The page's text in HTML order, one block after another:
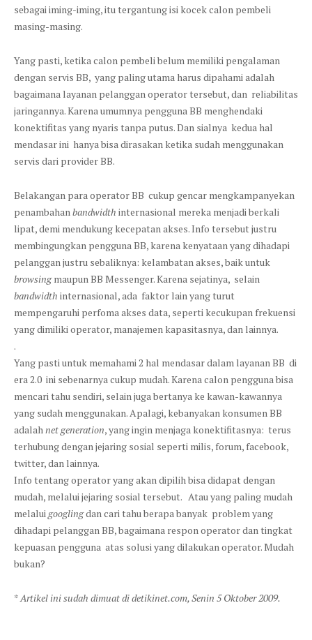
sebagai iming-iming, itu tergantung isi kocek calon pembeli
masing-masing.
Yang pasti, ketika calon pembeli belum memiliki pengalaman
dengan servis BB, yang paling utama harus dipahami adalah
bagaimana layanan pelanggan operator tersebut, dan reliabilitas
jaringannya. Karena umumnya pengguna BB menghendaki
konektifitas yang nyaris tanpa putus. Dan sialnya kedua hal
mendasar ini hanya bisa dirasakan ketika sudah menggunakan
servis dari provider BB.
Belakangan para operator BB cukup gencar mengkampanyekan
penambahan bandwidth internasional mereka menjadi berkali
lipat, demi mendukung kecepatan akses. Info tersebut justru
membingungkan pengguna BB, karena kenyataan yang dihadapi
pelanggan justru sebaliknya: kelambatan akses, baik untuk
browsingmaupun BB Messenger. Karena sejatinya, selain
bandwidth internasional, ada faktor lain yang turut
mempengaruhi perfoma akses data, seperti kecukupan frekuensi
yang dimiliki operator, manajemen kapasitasnya, dan lainnya.
.
Yang pasti untuk memahami 2 hal mendasar dalam layanan BB di
era 2.0 ini sebenarnya cukup mudah. Karena calon pengguna bisa
mencari tahu sendiri, selain juga bertanya ke kawan-kawannya
yang sudah menggunakan. Apalagi, kebanyakan konsumen BB
adalah net generation, yang ingin menjaga konektifitasnya: terus
terhubung dengan jejaring sosial seperti milis, forum, facebook,
twitter, dan lainnya.
Info tentang operator yang akan dipilih bisa didapat dengan
mudah, melalui jejaring sosial tersebut. Atau yang paling mudah
melalui googlingdan cari tahu berapa banyak problem yang
dihadapi pelanggan BB, bagaimana respon operator dan tingkat
kepuasan pengguna atas solusi yang dilakukan operator. Mudah
bukan?
* Artikel ini sudah dimuat di detikinet.com, Senin 5 Oktober 2009.